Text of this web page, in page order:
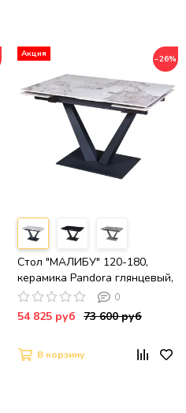
−26%
Стол "МАЛИБУ" 120-180,
керамика Pandora глянцевый,
R-6, опоры черный муар
0
54 825 руб 73 600 руб
В корзину